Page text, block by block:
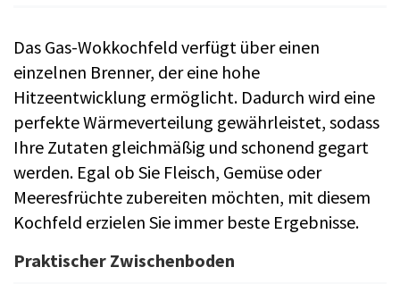
Das Gas-Wokkochfeld verfügt über einen
einzelnen Brenner, der eine hohe
Hitzeentwicklung ermöglicht. Dadurch wird eine
perfekte Wärmeverteilung gewährleistet, sodass
Ihre Zutaten gleichmäßig und schonend gegart
werden. Egal ob Sie Fleisch, Gemüse oder
Meeresfrüchte zubereiten möchten, mit diesem
Kochfeld erzielen Sie immer beste Ergebnisse.
Praktischer Zwischenboden